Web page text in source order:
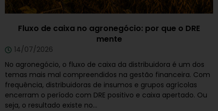
Fluxo de caixa no agronegócio: por que o DRE
mente
14/07/2026
No agronegócio, o fluxo de caixa da distribuidora é um dos
temas mais mal compreendidos na gestão financeira. Com
frequência, distribuidoras de insumos e grupos agrícolas
encerram o período com DRE positivo e caixa apertado. Ou
seja, o resultado existe no...